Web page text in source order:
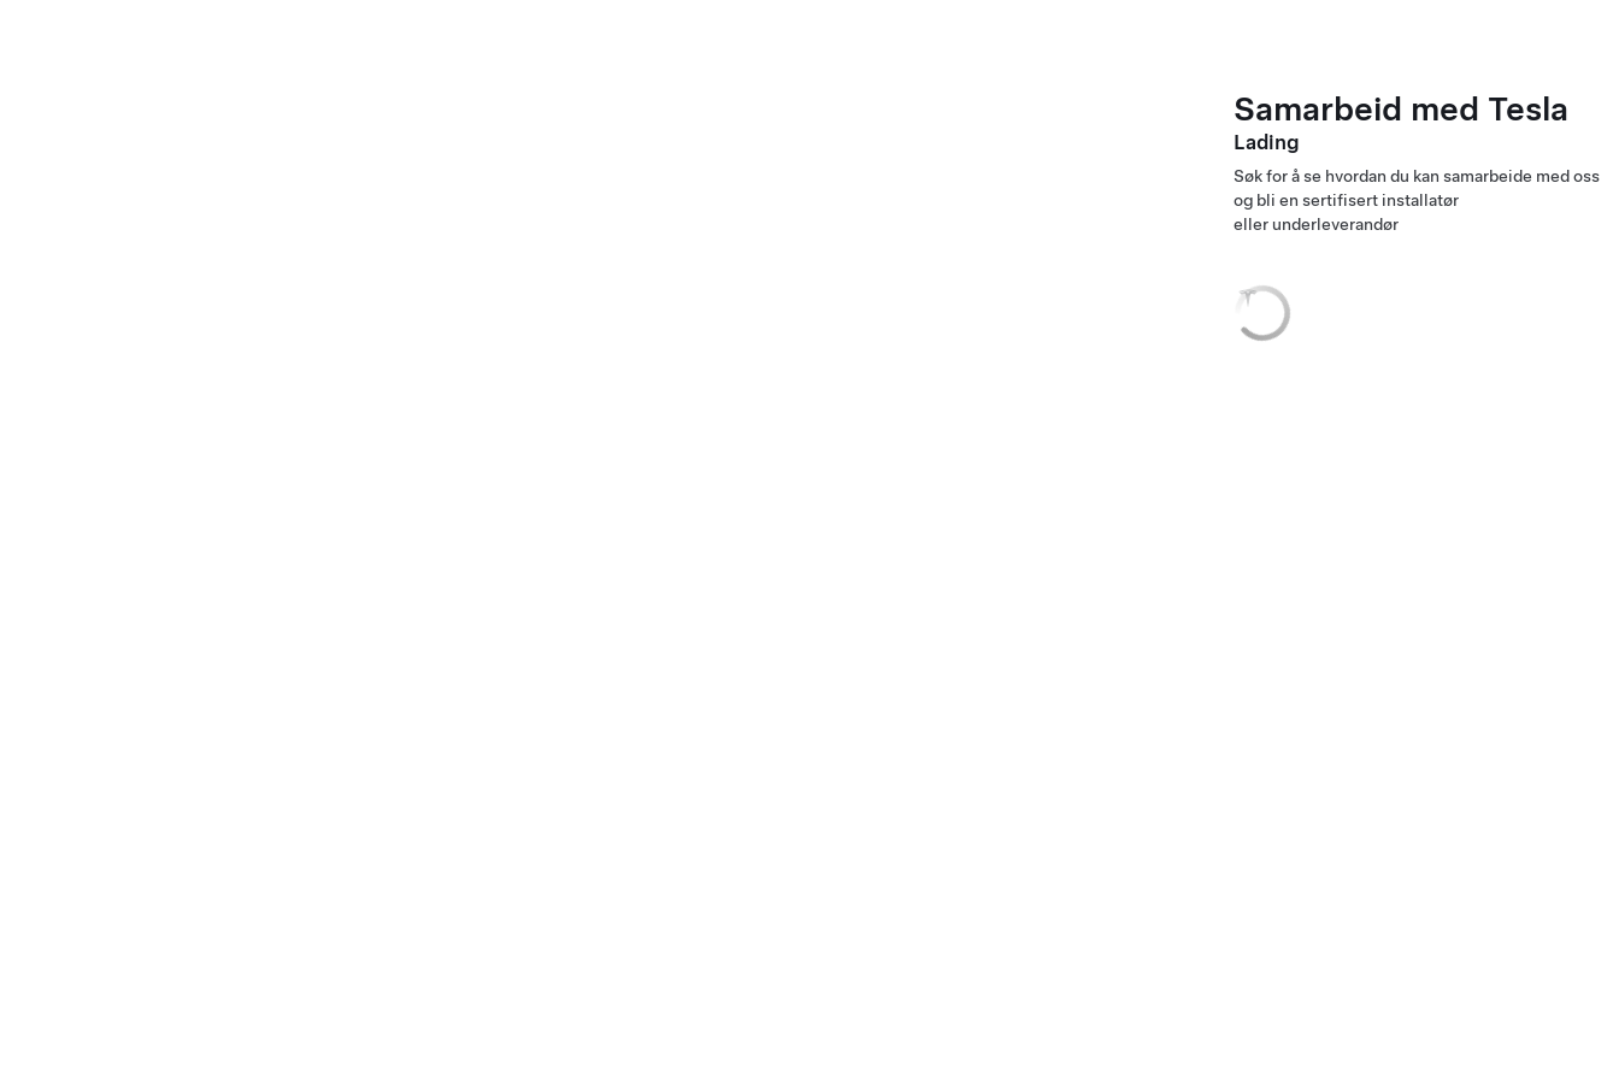
Samarbeid med Tesla
Lading
Søk for å se hvordan du kan samarbeide med oss
og bli en sertifisert installatør
eller underleverandør